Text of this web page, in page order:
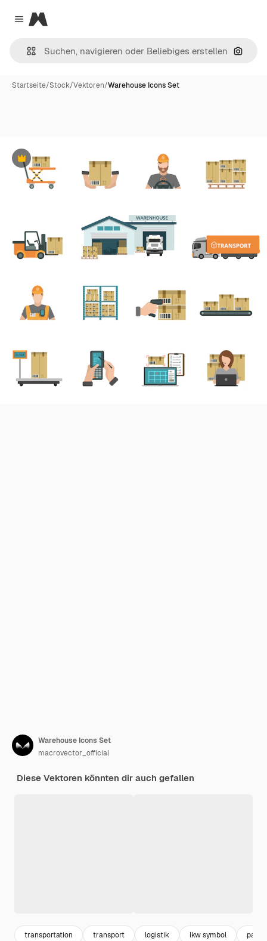
Close menu
Magnific
Nach
Startseite/Stock/Vektoren/Warehouse Icons Set
Premium
Warehouse Icons Set
macrovector_official
Diese Vektoren könnten dir auch gefallen
transportation transport logistik lkw symbol